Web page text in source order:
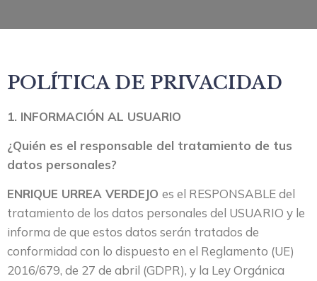
POLÍTICA DE PRIVACIDAD
1. INFORMACIÓN AL USUARIO
¿Quién es el responsable del tratamiento de tus
datos personales?
ENRIQUE URREA VERDEJO es el RESPONSABLE del
tratamiento de los datos personales del USUARIO y le
informa de que estos datos serán tratados de
conformidad con lo dispuesto en el Reglamento (UE)
2016/679, de 27 de abril (GDPR), y la Ley Orgánica